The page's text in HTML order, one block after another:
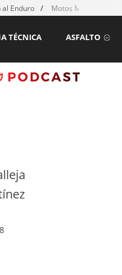
al Enduro Motos MX para
ASFALTO
TÉCNICA